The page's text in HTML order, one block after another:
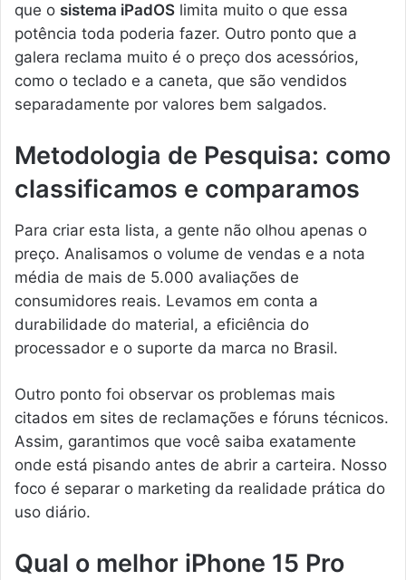
que o sistema iPadOS limita muito o que essa
potência toda poderia fazer. Outro ponto que a
galera reclama muito é o preço dos acessórios,
como o teclado e a caneta, que são vendidos
separadamente por valores bem salgados.
Metodologia de Pesquisa: como
classificamos e comparamos
Para criar esta lista, a gente não olhou apenas o
preço. Analisamos o volume de vendas e a nota
média de mais de 5.000 avaliações de
consumidores reais. Levamos em conta a
durabilidade do material, a eficiência do
processador e o suporte da marca no Brasil.
Outro ponto foi observar os problemas mais
citados em sites de reclamações e fóruns técnicos.
Assim, garantimos que você saiba exatamente
onde está pisando antes de abrir a carteira. Nosso
foco é separar o marketing da realidade prática do
uso diário.
Qual o melhor iPhone 15 Pro